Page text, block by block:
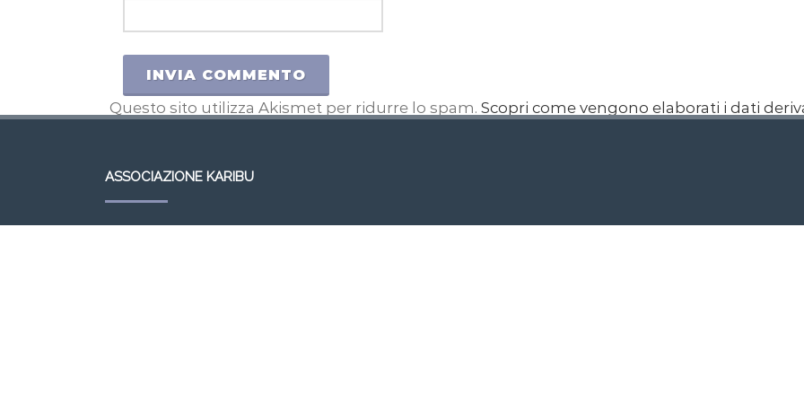
Questo sito utilizza Akismet per ridurre lo spam. Scopri come vengono elaborati i dati
ASSOCIAZIONE KARIBU